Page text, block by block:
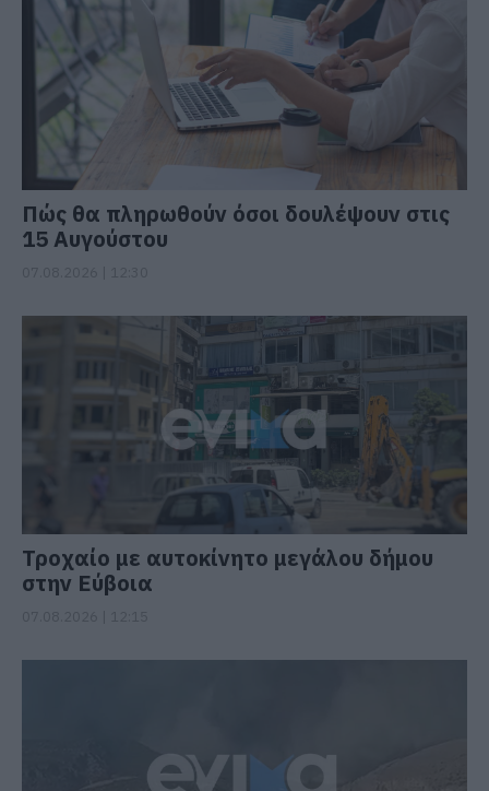
Πώς θα πληρωθούν όσοι δουλέψουν στις
15 Αυγούστου
Τροχαίο με αυτοκίνητο μεγάλου δήμου
στην Εύβοια